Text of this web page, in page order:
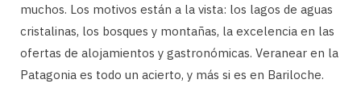
muchos. Los motivos están a la vista: los lagos de aguas
cristalinas, los bosques y montañas, la excelencia en las
ofertas de alojamientos y gastronómicas. Veranear en la
Patagonia es todo un acierto, y más si es en Bariloche.